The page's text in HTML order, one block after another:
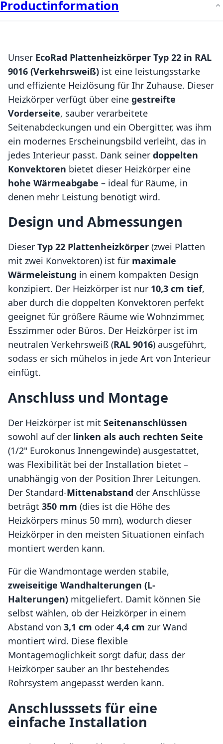
Productinformation
Unser EcoRad Plattenheizkörper Typ 22 in RAL
9016 (Verkehrsweiß) ist eine leistungsstarke
und effiziente Heizlösung für Ihr Zuhause. Dieser
Heizkörper verfügt über eine gestreifte
Vorderseite, sauber verarbeitete
Seitenabdeckungen und ein Obergitter, was ihm
ein modernes Erscheinungsbild verleiht, das in
jedes Interieur passt. Dank seiner doppelten
Konvektoren bietet dieser Heizkörper eine
hohe Wärmeabgabe – ideal für Räume, in
denen mehr Leistung benötigt wird.
Design und Abmessungen
Dieser Typ 22 Plattenheizkörper (zwei Platten
mit zwei Konvektoren) ist für maximale
Wärmeleistung in einem kompakten Design
konzipiert. Der Heizkörper ist nur 10,3 cm tief,
aber durch die doppelten Konvektoren perfekt
geeignet für größere Räume wie Wohnzimmer,
Esszimmer oder Büros. Der Heizkörper ist im
neutralen Verkehrsweiß (RAL 9016) ausgeführt,
sodass er sich mühelos in jede Art von Interieur
einfügt.
Anschluss und Montage
Der Heizkörper ist mit Seitenanschlüssen
sowohl auf der linken als auch rechten Seite
(1/2" Eurokonus Innengewinde) ausgestattet,
was Flexibilität bei der Installation bietet –
unabhängig von der Position Ihrer Leitungen.
Der Standard-Mittenabstand der Anschlüsse
beträgt 350 mm (dies ist die Höhe des
Heizkörpers minus 50 mm), wodurch dieser
Heizkörper in den meisten Situationen einfach
montiert werden kann.
Für die Wandmontage werden stabile,
zweiseitige Wandhalterungen (L-
Halterungen) mitgeliefert. Damit können Sie
selbst wählen, ob der Heizkörper in einem
Abstand von 3,1 cm oder 4,4 cm zur Wand
montiert wird. Diese flexible
Montagemöglichkeit sorgt dafür, dass der
Heizkörper sauber an Ihr bestehendes
Rohrsystem angepasst werden kann.
Anschlusssets für eine
einfache Installation